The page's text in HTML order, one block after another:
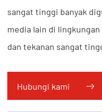
sangat tinggi banyak
media lain di
dan tekanan sangat
dan penyegelan statis
pemanas pintu tungku,
Hubungi kami